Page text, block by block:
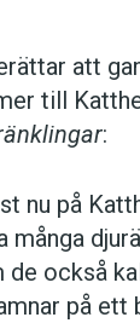
att
till
:
nu på
många
de också
på ett